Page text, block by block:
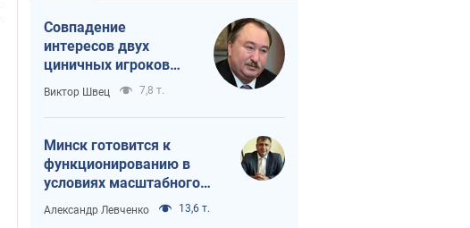
Совпадение
интересов двух
циничных игроков
или тайный план
Трампа и Путина?
Виктор Швец 7,8 т.
Минск готовится к
функционированию в
условиях масштабного
военного кризиса
Александр Левченко 13,6 т.